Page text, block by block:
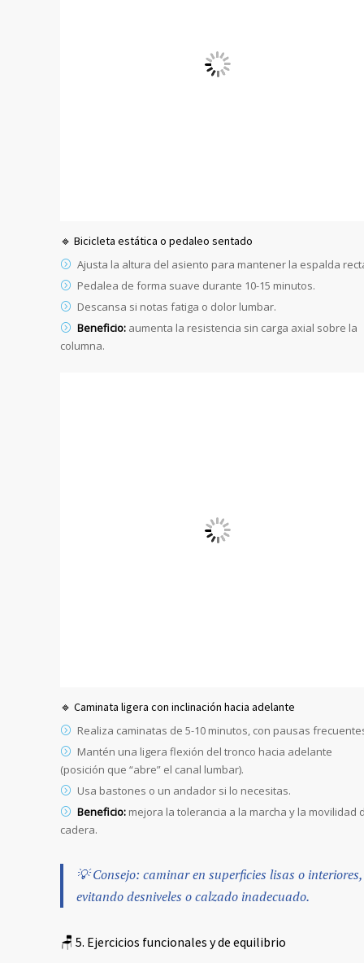
🔹 Bicicleta estática o pedaleo sentado
Ajusta la altura del asiento para mantener la espalda
Pedalea de forma suave durante 10-15 minutos.
Descansa si notas fatiga o dolor lumbar.
Beneficio: aumenta la resistencia sin carga axial sobre la
columna.
🔹 Caminata ligera con inclinación hacia adelante
Realiza caminatas de 5-10 minutos, con pausas
Mantén una ligera flexión del tronco hacia adelante
(posición que “abre” el canal lumbar).
Usa bastones o un andador si lo necesitas.
Beneficio: mejora la tolerancia a la marcha y la movilidad
cadera.
💡 Consejo: caminar en superficies lisas o interiores,
evitando desniveles o calzado inadecuado.
🪑 5. Ejercicios funcionales y de equilibrio